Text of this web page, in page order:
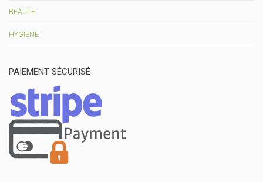
BEAUTE
HYGIENE
PAIEMENT SÉCURISÉ